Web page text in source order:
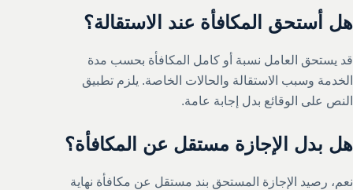
هل أستحق المكافأة عند الاستقالة؟
قد يستحق العامل نسبة أو كامل المكافأة بحسب مدة
الخدمة وسبب الاستقالة والحالات الخاصة. يلزم تطبيق
النص على الوقائع بدل إجابة عامة.
هل بدل الإجازة مستقل عن المكافأة؟
نعم، رصيد الإجازة المستحق بند مستقل عن مكافأة نهاية